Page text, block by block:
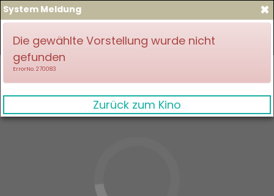
×
System Meldung
Die gewählte Vorstellung wurde nicht
gefunden
ErrorNo. 270083
Zurück zum Kino